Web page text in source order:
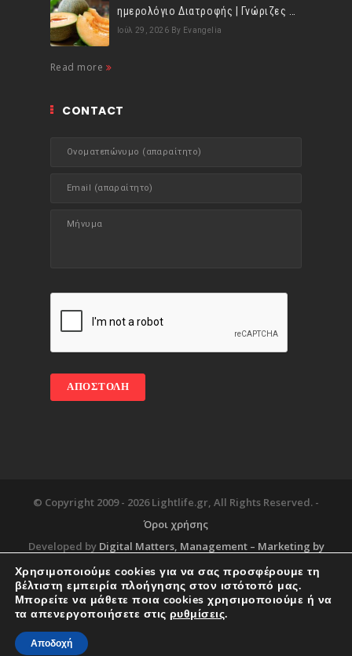
Ιούλ 29, 2026 By Evangelia
Read more
CONTACT
© Copyright 2009 - 2026 Lightlife.gr, All Rights Reserved. -
Όροι χρήσης
Developed by Digital Matters, Management – Marketing by
Blog About Services
Corporate Support
Χρησιμοποιούμε cookies για να σας προσφέρουμε τη
βέλτιστη εμπειρία πλοήγησης στον ιστότοπό μας.
Μπορείτε να μάθετε ποια cookies χρησιμοποιούμε ή να
τα απενεργοποιήσετε στις ρυθμίσεις.
Αποδοχή